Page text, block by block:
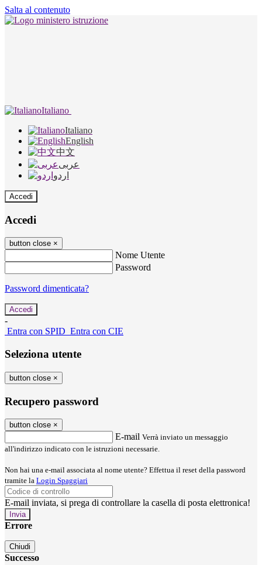
Salta al contenuto
Italiano
Italiano
English
中文
عربى
اردو
Accedi
Accedi
button close ×
Nome Utente
Password
Password dimenticata?
-
Entra con SPID Entra con CIE
Seleziona utente
button close ×
Recupero password
button close ×
E-mail Verrà inviato un messaggio
all'indirizzo indicato con le istruzioni necessarie.
Non hai una e-mail associata al nome utente? Effettua il reset della password
tramite la Login Spaggiari
E-mail inviata, si prega di controllare la casella di posta elettronica!
Errore
Chiudi
Successo